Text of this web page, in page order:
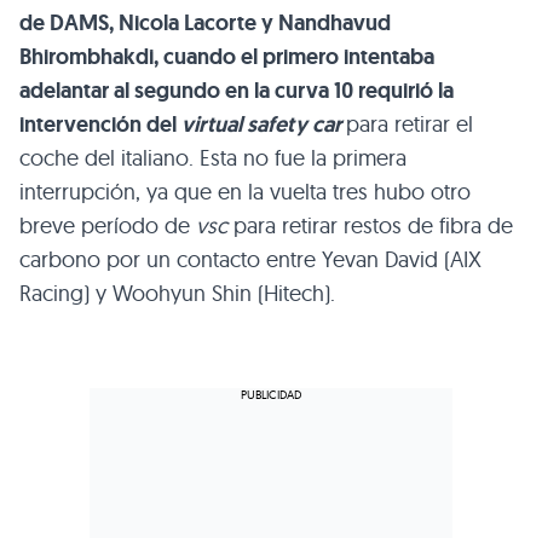
de DAMS, Nicola Lacorte y Nandhavud
Bhirombhakdi, cuando el primero intentaba
adelantar al segundo en la curva 10 requirió la
intervención del virtual safety carpara retirar el
coche del italiano. Esta no fue la primera
interrupción, ya que en la vuelta tres hubo otro
breve período de vscpara retirar restos de fibra de
carbono por un contacto entre Yevan David (AIX
Racing) y Woohyun Shin (Hitech).